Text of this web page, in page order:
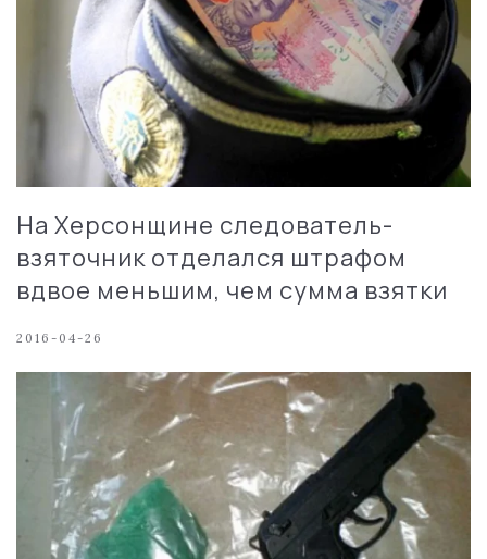
На Херсонщине следователь-
взяточник отделался штрафом
вдвое меньшим, чем сумма взятки
2016-04-26